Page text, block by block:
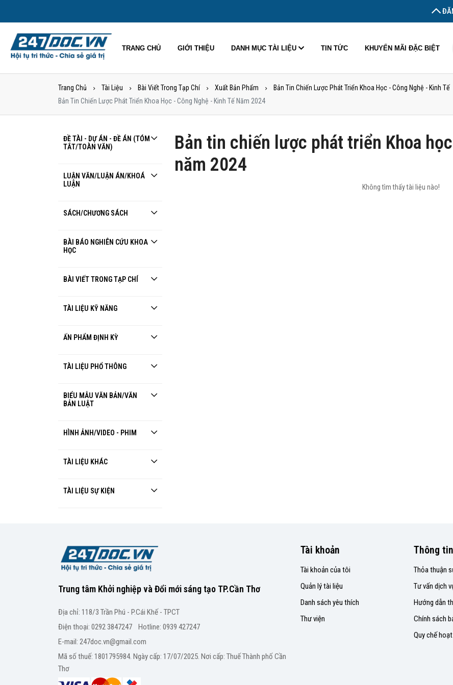
TRANG CHỦ GIỚI THIỆU DANH MỤC TÀI LIỆU TIN TỨC KHUYẾN MÃI ĐẶC BIỆT
Trang Chủ Tài Liệu Bài Viết Trong Tạp Chí Xuất Bản Phẩm
Bản Tin Chiến Lược Phát Triển Khoa Học - Công Nghệ - Kinh Tế
Bản Tin Chiến Lược Phát Triển Khoa Học - Công Nghệ - Kinh Tế Năm 2024
ĐỀ TÀI - DỰ ÁN - ĐỀ ÁN (TÓM
TẮT/TOÀN VĂN)
LUẬN VĂN/LUẬN ÁN/KHOÁ
LUẬN
SÁCH/CHƯƠNG SÁCH
BÀI BÁO NGHIÊN CỨU KHOA
HỌC
BÀI VIẾT TRONG TẠP CHÍ
TÀI LIỆU KỸ NĂNG
ẤN PHẨM ĐỊNH KỲ
TÀI LIỆU PHỔ THÔNG
BIỂU MẪU VĂN BẢN/VĂN
BẢN LUẬT
HÌNH ẢNH/VIDEO - PHIM
TÀI LIỆU KHÁC
TÀI LIỆU SỰ KIỆN
Bản tin chiến lược phát triển Khoa
năm 2024
Không tìm thấy tài liệu nào!
Trung tâm Khởi nghiệp và Đổi mới sáng tạo TP.Cần Thơ
Địa chỉ: 118/3 Trần Phú - P.Cái Khế - TPCT
Điện thoại: 0292 3847247 Hotline: 0939 427247
E-mail: 247doc.vn@gmail.com
Mã số thuế: 1801795984. Ngày cấp: 17/07/2025. Nơi cấp: Thuế Thành phố Cần
Thơ
Tài khoản
Tài khoản của tôi
Quản lý tài liệu
Danh sách yêu thích
Thư viện
Thông
Thỏa thuận
Tư vấn dịch
Hướng dẫn
Chính sách
Quy chế